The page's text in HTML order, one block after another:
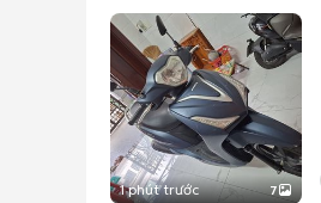
1 phút trước 7